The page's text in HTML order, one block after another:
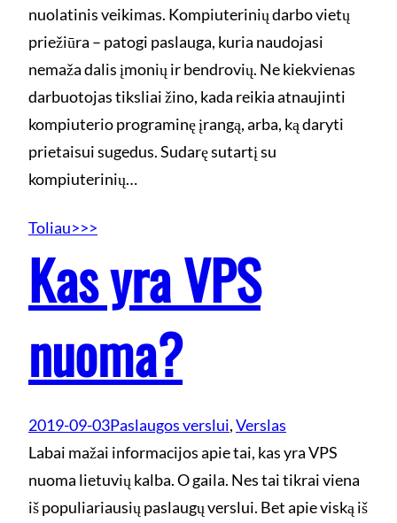
nuolatinis veikimas. Kompiuterinių darbo vietų
priežiūra – patogi paslauga, kuria naudojasi
nemaža dalis įmonių ir bendrovių. Ne kiekvienas
darbuotojas tiksliai žino, kada reikia atnaujinti
kompiuterio programinę įrangą, arba, ką daryti
prietaisui sugedus. Sudarę sutartį su
kompiuterinių…
Toliau>>>
Kas yra VPS
nuoma?
2019-09-03Paslaugos verslui, Verslas
Labai mažai informacijos apie tai, kas yra VPS
nuoma lietuvių kalba. O gaila. Nes tai tikrai viena
iš populiariausių paslaugų verslui. Bet apie viską iš